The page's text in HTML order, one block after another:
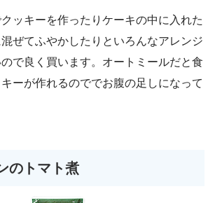
クッキーを作ったりケーキの中に入れた
ぜてふやかしたりといろんなアレンジ
で良く買います。オートミールだと食
ーが作れるのででお腹の足しになって
のトマト煮